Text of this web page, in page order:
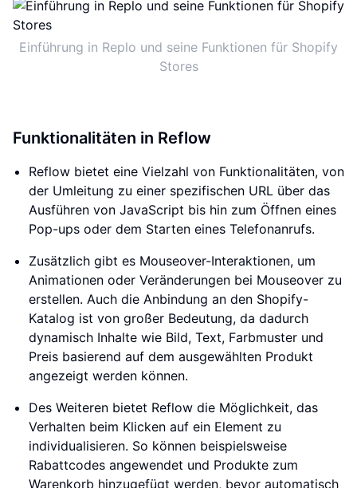
Einführung in Replo und seine Funktionen für Shopify
Stores
Funktionalitäten in Reflow
Reflow bietet eine Vielzahl von Funktionalitäten, von
der Umleitung zu einer spezifischen URL über das
Ausführen von JavaScript bis hin zum Öffnen eines
Pop-ups oder dem Starten eines Telefonanrufs.
Zusätzlich gibt es Mouseover-Interaktionen, um
Animationen oder Veränderungen bei Mouseover zu
erstellen. Auch die Anbindung an den Shopify-
Katalog ist von großer Bedeutung, da dadurch
dynamisch Inhalte wie Bild, Text, Farbmuster und
Preis basierend auf dem ausgewählten Produkt
angezeigt werden können.
Des Weiteren bietet Reflow die Möglichkeit, das
Verhalten beim Klicken auf ein Element zu
individualisieren. So können beispielsweise
Rabattcodes angewendet und Produkte zum
Warenkorb hinzugefügt werden, bevor automatisch